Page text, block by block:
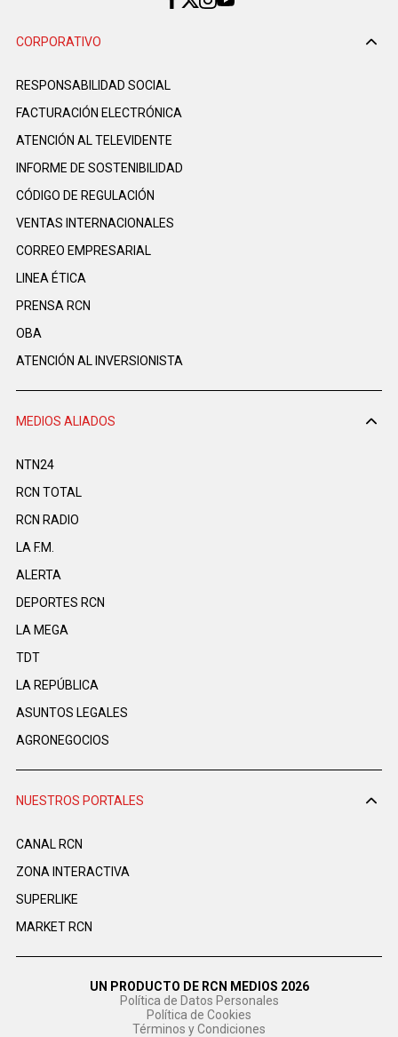
CORPORATIVO
RESPONSABILIDAD SOCIAL
FACTURACIÓN ELECTRÓNICA
ATENCIÓN AL TELEVIDENTE
INFORME DE SOSTENIBILIDAD
CÓDIGO DE REGULACIÓN
VENTAS INTERNACIONALES
CORREO EMPRESARIAL
LINEA ÉTICA
PRENSA RCN
OBA
ATENCIÓN AL INVERSIONISTA
MEDIOS ALIADOS
NTN24
RCN TOTAL
RCN RADIO
LA F.M.
ALERTA
DEPORTES RCN
LA MEGA
TDT
LA REPÚBLICA
ASUNTOS LEGALES
AGRONEGOCIOS
NUESTROS PORTALES
CANAL RCN
ZONA INTERACTIVA
SUPERLIKE
MARKET RCN
UN PRODUCTO DE RCN MEDIOS 2026
Política de Datos Personales
Política de Cookies
Términos y Condiciones